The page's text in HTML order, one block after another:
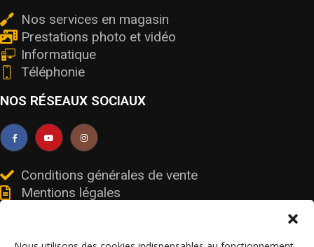
Nos services en magasin
Prestations photo et vidéo
Informatique
Téléphonie
NOS RÉSEAUX SOCIAUX
Conditions générales de vente
Mentions légales